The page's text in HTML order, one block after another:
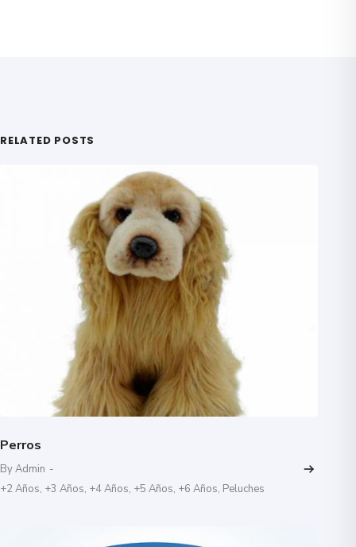
RELATED POSTS
Perros
By Admin -
+2 Años, +3 Años, +4 Años, +5 Años, +6 Años, Peluches